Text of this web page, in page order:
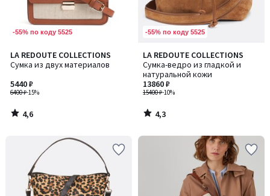
-55% по коду 5525
LA REDOUTE COLLECTIONS
Сумка из двух материалов
6400 ₽-15%
5440 ₽
4,6
/ 5
4,6
/
-55% по коду 5525
LA REDOUTE COLLECTIONS
Сумка-ведро из гладкой и
натуральной кожи
15400 ₽-10%
13860 ₽
4,3
/ 5
4,3
/